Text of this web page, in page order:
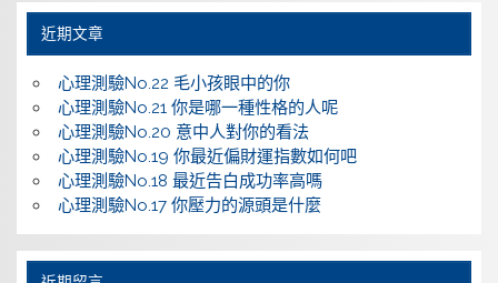
近期文章
心理測驗No.22 毛小孩眼中的你
心理測驗No.21 你是哪一種性格的人呢
心理測驗No.20 意中人對你的看法
心理測驗No.19 你最近偏財運指數如何吧
心理測驗No.18 最近告白成功率高嗎
心理測驗No.17 你壓力的源頭是什麼